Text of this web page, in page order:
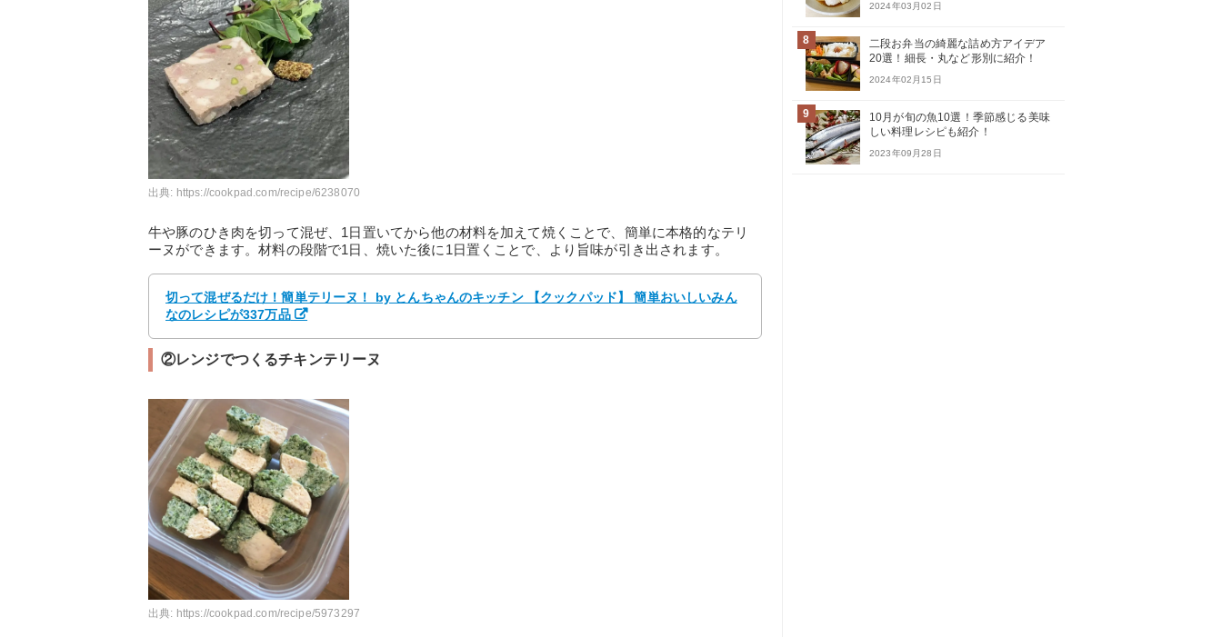
出典: https://cookpad.com/recipe/6238070
牛や豚のひき肉を切って混ぜ、1日置いてから他の材料を加えて焼くことで、簡単に本格的なテリ
ーヌができます。材料の段階で1日、焼いた後に1日置くことで、より旨味が引き出されます。
切って混ぜるだけ！簡単テリーヌ！ by とんちゃんのキッチン 【クックパッド】 簡単おいしいみん
なのレシピが337万品
②レンジでつくるチキンテリーヌ
出典: https://cookpad.com/recipe/5973297
2024年03月02日
8
二段お弁当の綺麗な詰め方アイデア
20選！細長・丸など形別に紹介！
2024年02月15日
9
10月が旬の魚10選！季節感じる美味
しい料理レシピも紹介！
2023年09月28日